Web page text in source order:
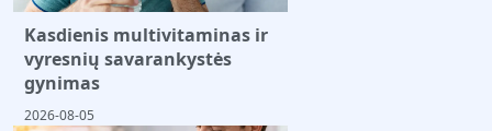
Kasdienis multivitaminas ir
vyresnių savarankystės
gynimas
2026-08-05